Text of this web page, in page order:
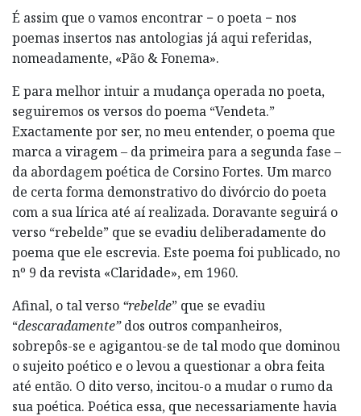
É assim que o vamos encontrar − o poeta − nos
poemas insertos nas antologias já aqui referidas,
nomeadamente, «Pão & Fonema».
E para melhor intuir a mudança operada no poeta,
seguiremos os versos do poema “Vendeta.”
Exactamente por ser, no meu entender, o poema que
marca a viragem – da primeira para a segunda fase –
da abordagem poética de Corsino Fortes. Um marco
de certa forma demonstrativo do divórcio do poeta
com a sua lírica até aí realizada. Doravante seguirá o
verso “rebelde” que se evadiu deliberadamente do
poema que ele escrevia. Este poema foi publicado, no
nº 9 da revista «Claridade», em 1960.
Afinal, o tal verso “rebelde” que se evadiu
“descaradamente”dos outros companheiros,
sobrepôs-se e agigantou-se de tal modo que dominou
o sujeito poético e o levou a questionar a obra feita
até então. O dito verso, incitou-o a mudar o rumo da
sua poética. Poética essa, que necessariamente havia